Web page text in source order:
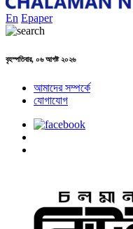
En Epaper
বৃহস্পতিবার, ০৬ আগষ্ট ২০২৬
আমাদের সম্পর্কে
যোগাযোগ